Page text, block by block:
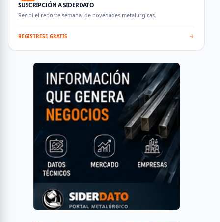
SUSCRIPCIÓN A SIDERDATO
Recibí el reporte semanal de novedades metalúrgicas.
REGISTRESE GRATIS